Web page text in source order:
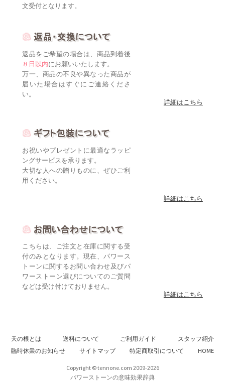
文受付となります。
返品をご希望の場合は、商品到着後
８日以内にお願いいたします。
万一、商品の不良や異なった商品が
届いた場合はすぐにご連絡くださ
い。
詳細はこちら
お祝いやプレゼントに最適なラッピ
ングサービスを承ります。
大切な人への贈りものに、ぜひご利
用ください。
詳細はこちら
こちらは、ご注文と在庫に関する受
付のみとなります。現在、パワース
トーンに関するお問い合わせ及びパ
ワーストーン選びについてのご質問
などは受け付けておりません。
詳細はこちら
天の根とは 送料について ご利用ガイド
スタッフ紹介
臨時休業のお知らせ
サイトマップ 特定商取引について HOME
Copyright © tennone.com 2009-2026
パワーストーンの意味効果辞典